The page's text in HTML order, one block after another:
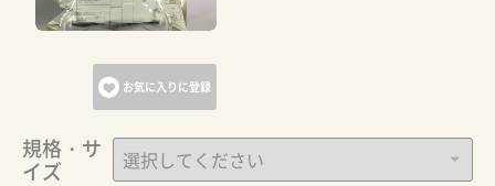
お気に入りに登録
規格・サ
イズ